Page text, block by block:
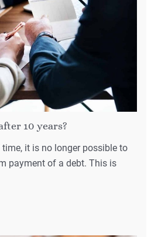
10 years?
it is no longer possible to
payment of a debt. This is